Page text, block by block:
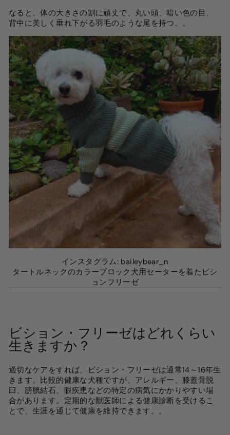
なると、体の大きさの割に頑丈で、丸い頭、暗い色の目、
背中に美しく垂れ下がる羽毛のような尾を持つ。 。
インスタグラム: baileybear_n
タートルネックのカラーブロック犬用セーターを着たビシ
ョンフリーゼ
ビション・フリーゼはどれくらい
生きますか？
適切なケアをすれば、ビション・フリーゼは通常14～16年生
きます。比較的健康な犬種ですが、アレルギー、膝蓋骨脱
臼、膀胱結石、眼疾患などの特定の病気にかかりやすい場
合があります。定期的な獣医師による健康診断を受けるこ
とで、生涯を通じて健康を維持できます。 。